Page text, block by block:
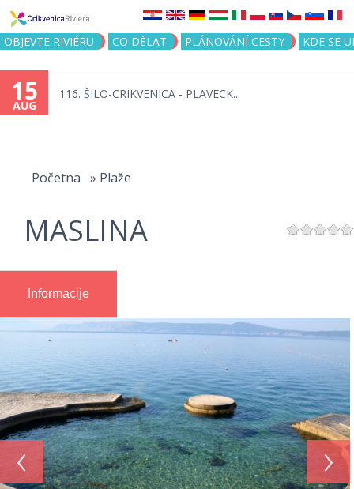
Jump to navigation
OBJEVTE RIVIÉRU CO DĚLAT PLÁNOVÁNÍ CESTY KDE SE
15
AUG
116. ŠILO-CRIKVENICA - PLAVECK...
Početna » Plaže
MASLINA
Informacije
‹ ›